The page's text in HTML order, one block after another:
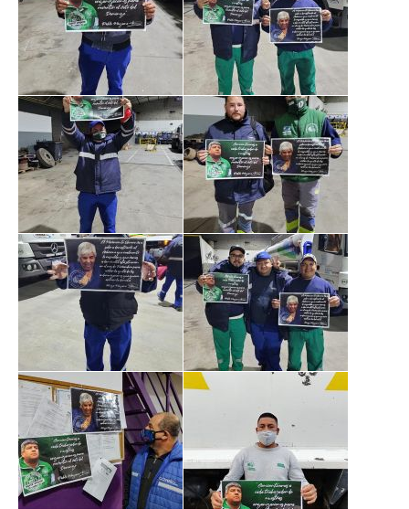
Noticias ramas
Noticias gremiales
Atención Transitoria de Anses ULAT
CCT 40/89
Psicofísico
Obra social
Oschoca
Autoridades obra social
Clínicas de atención
Seccionales oschoca
Consultorios externos
Prevención
Medicamentos
Formularios